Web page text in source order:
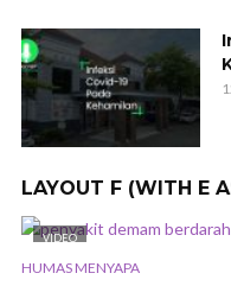
LAYOUT F (WITH E
VIDEO
HUMAS MENYAPA